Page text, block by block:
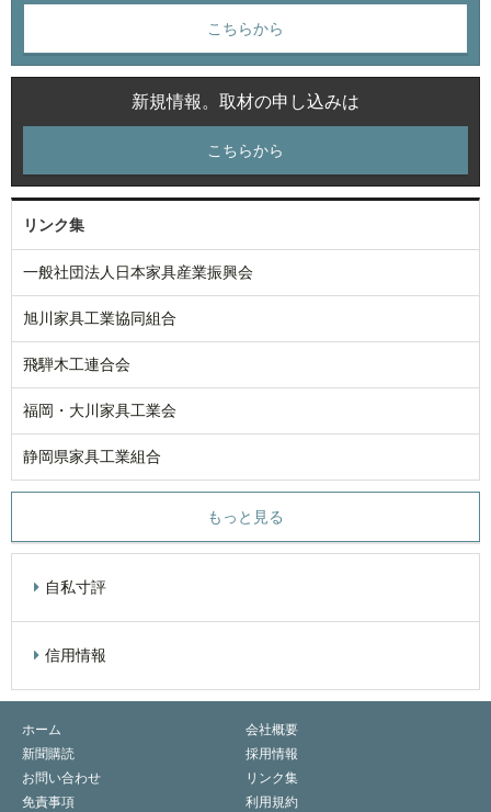
こちらから
新規情報。取材の申し込みは
こちらから
リンク集
一般社団法人日本家具産業振興会
旭川家具工業協同組合
飛騨木工連合会
福岡・大川家具工業会
静岡県家具工業組合
もっと見る
自私寸評
信用情報
ホーム
会社概要
新聞購読
採用情報
お問い合わせ
リンク集
免責事項
利用規約